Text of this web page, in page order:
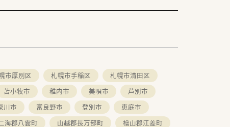
市厚別区 札幌市手稲区
札幌市清田区
苫小牧市 稚内市 美唄市
芦別市
川市 富良野市 登別市
恵庭市
海郡八雲町 山越郡長万部町 檜山郡江差町